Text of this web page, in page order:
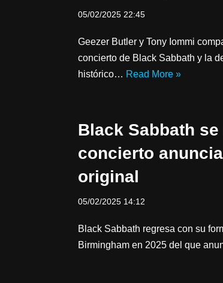
05/02/2025 22:45
Geezer Butler y Tony Iommi
concierto de Black Sabbath y la
histórico… Read More »
Black Sabbath
concierto
original
05/02/2025 14:12
Black Sabbath regresa con su
Birmingham en 2025 del que